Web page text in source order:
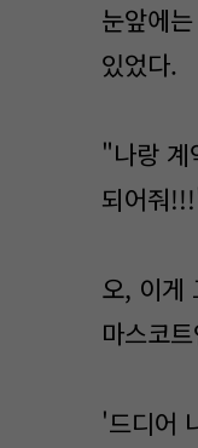
눈앞에
있었다.
"나랑 계
되어줘
오, 이게
마스코
'드디어